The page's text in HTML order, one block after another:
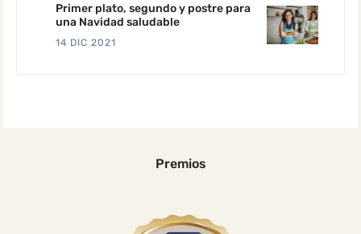
Primer plato, segundo y postre para
una Navidad saludable
14 DIC 2021
Premios